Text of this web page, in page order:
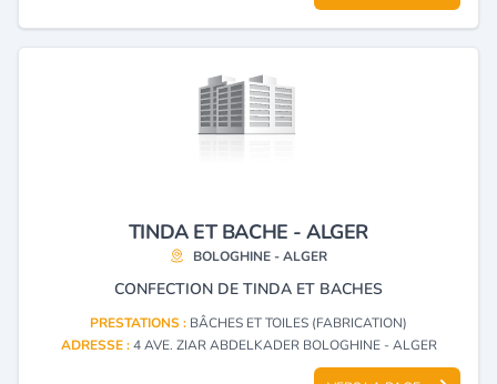
TINDA ET BACHE - ALGER
BOLOGHINE - ALGER
CONFECTION DE TINDA ET BACHES
PRESTATIONS : BÂCHES ET TOILES (FABRICATION)
ADRESSE :4 AVE. ZIAR ABDELKADER BOLOGHINE - ALGER